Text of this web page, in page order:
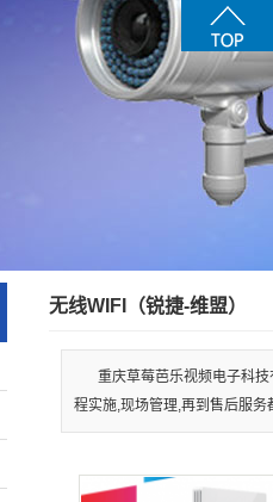
app下载高
清摄像头
草莓草莓
app下载硬
盘录像机
机房周边弱
电设备
草莓成版人
无线WIFI（锐捷-维盟）
重庆草莓芭乐视频电子科
程实施,现场管理,再到售后服